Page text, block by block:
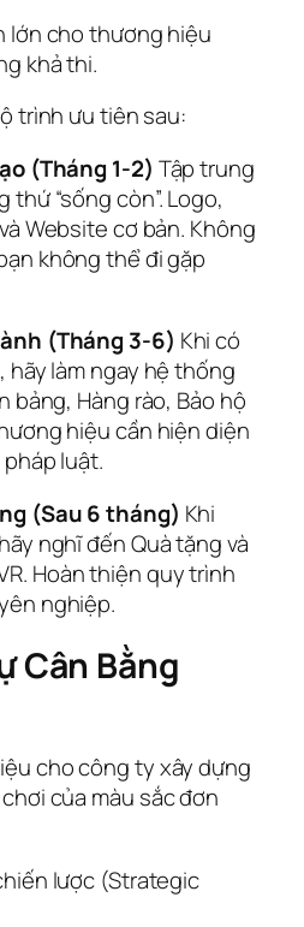
lớn cho thương hiệu
khả thi.
trình ưu tiên sau:
(Tháng 1-2) Tập trung
“sống còn”. Logo,
Website cơ bản. Không
không thể đi gặp
(Tháng 3-6) Khi có
làm ngay hệ thống
bảng, Hàng rào, Bảo hộ
hiệu cần hiện diện
luật.
(Sau 6 tháng) Khi
nghĩ đến Quà tặng và
Hoàn thiện quy trình
nghiệp.
Cân Bằng
cho công ty xây dựng
của màu sắc đơn
lược (Strategic